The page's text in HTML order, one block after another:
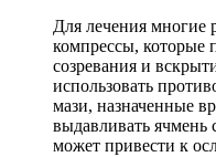
Для лечения многие
компрессы, которые
созревания и
использовать
мази, назначенные
выдавливать ячмень
может привести к